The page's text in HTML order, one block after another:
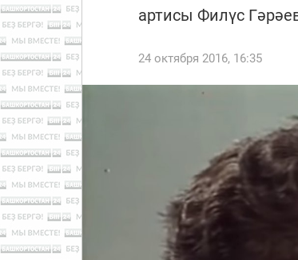
артисы Филүс
24 октября 2016, 16:35